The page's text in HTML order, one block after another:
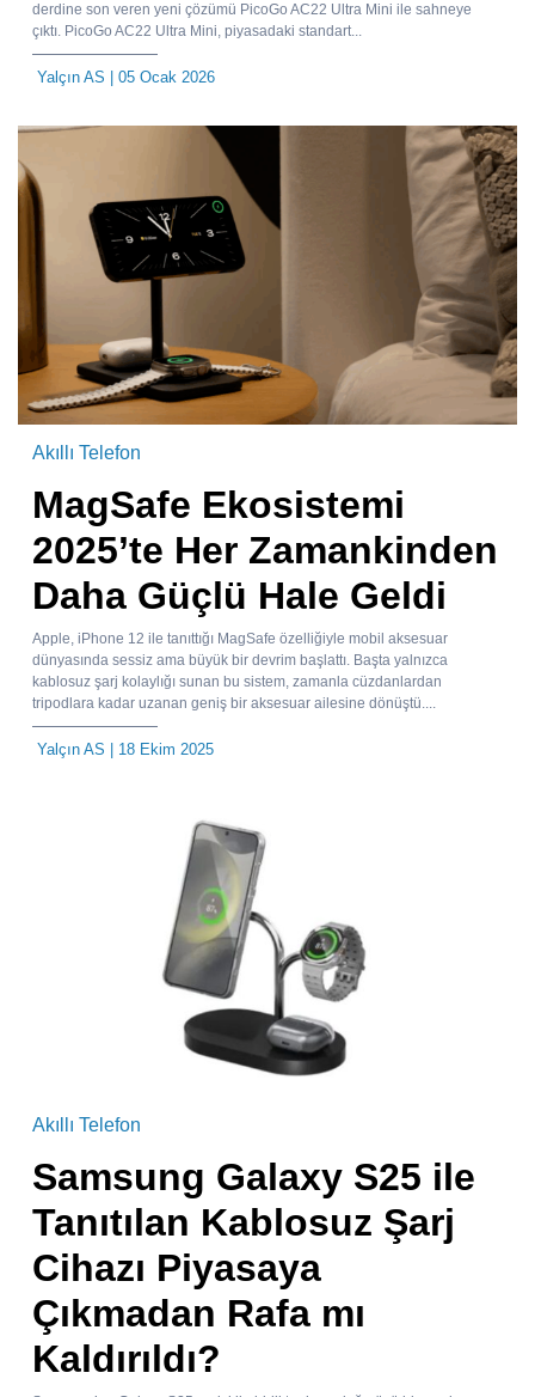
derdine son veren yeni çözümü PicoGo AC22 Ultra Mini ile sahneye
çıktı. PicoGo AC22 Ultra Mini, piyasadaki standart...
Yalçın AS | 05 Ocak 2026
Akıllı Telefon
MagSafe Ekosistemi
2025’te Her Zamankinden
Daha Güçlü Hale Geldi
Apple, iPhone 12 ile tanıttığı MagSafe özelliğiyle mobil aksesuar
dünyasında sessiz ama büyük bir devrim başlattı. Başta yalnızca
kablosuz şarj kolaylığı sunan bu sistem, zamanla cüzdanlardan
tripodlara kadar uzanan geniş bir aksesuar ailesine dönüştü....
Yalçın AS | 18 Ekim 2025
Akıllı Telefon
Samsung Galaxy S25 ile
Tanıtılan Kablosuz Şarj
Cihazı Piyasaya
Çıkmadan Rafa mı
Kaldırıldı?